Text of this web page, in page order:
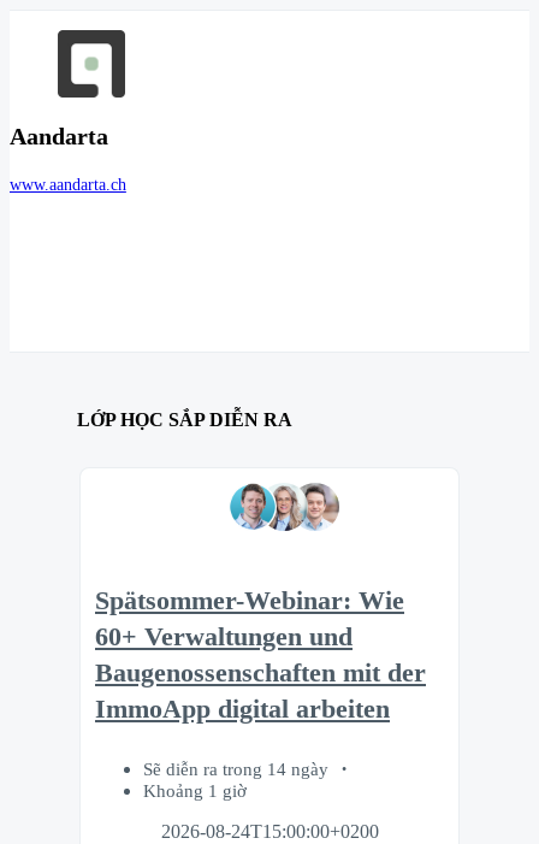
Aandarta
www.aandarta.ch
LỚP HỌC SẮP DIỄN RA
Spätsommer-Webinar: Wie
60+ Verwaltungen und
Baugenossenschaften mit der
ImmoApp digital arbeiten
Sẽ diễn ra trong 14 ngày
Khoảng 1 giờ
2026-08-24T15:00:00+0200